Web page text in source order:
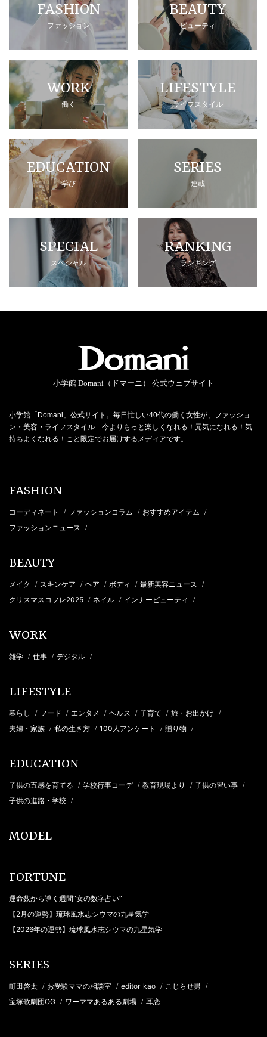
FASHION
ファッション
BEAUTY
ビューティ
WORK
働く
LIFESTYLE
ライフスタイル
EDUCATION
学び
SERIES
連載
SPECIAL
スペシャル
RANKING
ランキング
小学館 Domani（ドマーニ） 公式ウェブサイト
小学館「Domani」公式サイト。毎日忙しい40代の働く女性が、ファッショ
ン・美容・ライフスタイル…今よりもっと楽しくなれる！元気になれる！気
持ちよくなれる！こと限定でお届けするメディアです。
FASHION
コーディネート / ファッションコラム / おすすめアイテム /
ファッションニュース /
BEAUTY
メイク / スキンケア / ヘア / ボディ / 最新美容ニュース /
クリスマスコフレ2025 / ネイル / インナービューティ /
WORK
雑学 / 仕事 / デジタル /
LIFESTYLE
暮らし / フード / エンタメ / ヘルス / 子育て / 旅・お出かけ /
夫婦・家族 / 私の生き方 / 100人アンケート / 贈り物 /
EDUCATION
子供の五感を育てる / 学校行事コーデ / 教育現場より / 子供の習い事 /
子供の進路・学校 /
MODEL
FORTUNE
運命数から導く週間“女の数字占い”
【2月の運勢】琉球風水志シウマの九星気学
【2026年の運勢】琉球風水志シウマの九星気学
SERIES
町田啓太 / お受験ママの相談室 / editor_kao / こじらせ男 /
宝塚歌劇団OG / ワーママあるある劇場 / 耳恋